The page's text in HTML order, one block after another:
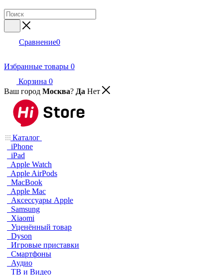
Сравнение0
Избранные товары 0
Корзина 0
Ваш город Москва? Да Нет
Каталог
iPhone
iPad
Apple Watch
Apple AirPods
MacBook
Apple Mac
Аксессуары Apple
Samsung
Xiaomi
Уценённый товар
Dyson
Игровые приставки
Смартфоны
Аудио
ТВ и Видео